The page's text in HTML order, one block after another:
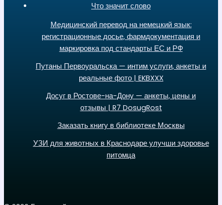
Что значит слово
Медицинский перевод на немецкий язык:
регистрационные досье, фармдокументация и
маркировка под стандарты ЕС и РФ
Путаны Первоуральска — интим услуги, анкеты и
реальные фото | EKBXXX
Досуг в Ростове-на-Дону — анкеты, цены и
отзывы | R7 DosugRost
Заказать книгу в библиотеке Москвы
УЗИ для животных в Краснодаре улучши здоровье
питомца